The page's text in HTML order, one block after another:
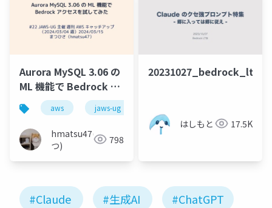
Aurora MySQL 3.06 の
ML 機能で Bedrock ア
クセスを試してみた
aws jaws-ug
hmatsu47(ま
つ)
798
20231027_bedrock_lt
はしもと 17.5K
#Claude #生成AI #ChatGPT